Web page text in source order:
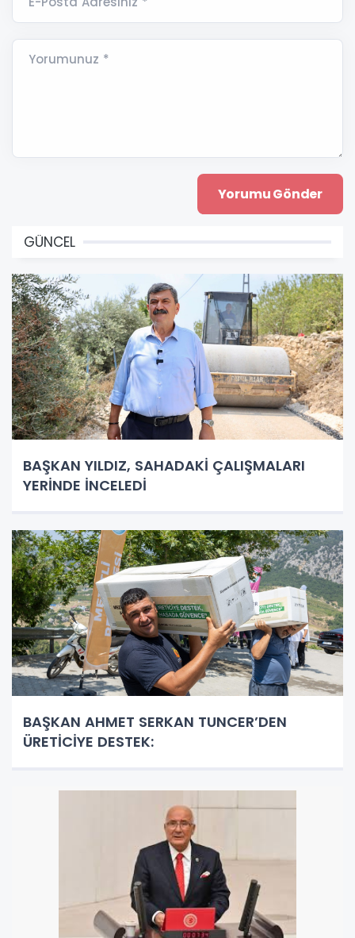
Yorumunuz *
GÜNCEL
BAŞKAN YILDIZ, SAHADAKİ ÇALIŞMALARI
YERİNDE İNCELEDİ
BAŞKAN AHMET SERKAN TUNCER’DEN
ÜRETİCİYE DESTEK: